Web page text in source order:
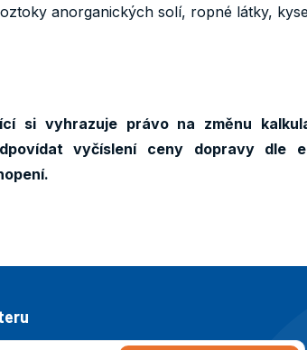
anorganických solí, ropné látky,
si vyhrazuje právo na změnu
vyčíslení ceny dopravy dle